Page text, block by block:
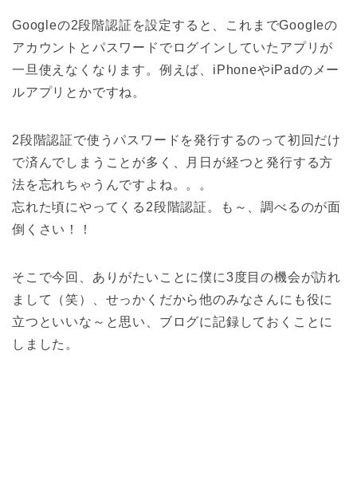
Googleの2段階認証を設定すると、これまでGoogleの
アカウントとパスワードでログインしていたアプリが
一旦使えなくなります。例えば、iPhoneやiPadのメー
ルアプリとかですね。
2段階認証で使うパスワードを発行するのって初回だけ
で済んでしまうことが多く、月日が経つと発行する方
法を忘れちゃうんですよね。。。
忘れた頃にやってくる2段階認証。も～、調べるのが面
倒くさい！！
そこで今回、ありがたいことに僕に3度目の機会が訪れ
まして（笑）、せっかくだから他のみなさんにも役に
立つといいな～と思い、ブログに記録しておくことに
しました。